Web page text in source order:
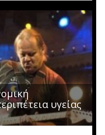
υγείας